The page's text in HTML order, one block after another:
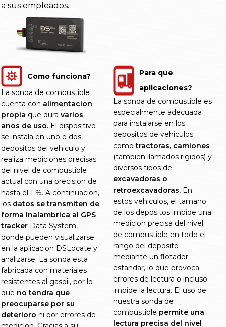
a sus empleados.
Como funciona?
La sonda de combustible
cuenta con alimentacion
propia que dura varios
anos de uso. El dispositivo
se instala en uno o dos
depositos del vehiculo y
realiza mediciones precisas
del nivel de combustible
actual con una precision de
hasta el 1 %. A continuacion,
los datos se transmiten de
forma inalambrica al GPS
tracker Data System,
donde pueden visualizarse
en la aplicacion DSLocate y
analizarse. La sonda esta
fabricada con materiales
resistentes al gasoil, por lo
que no tendra que
preocuparse por su
deterioro ni por errores de
Para que
aplicaciones?
La sonda de combustible es
especialmente adecuada
para instalarse en los
depositos de vehiculos
comotractoras, camiones
(tambien llamados rigidos) y
diversos tipos de
excavadoras o
retroexcavadoras. En
estos vehiculos, el tamano
de los depositos impide una
medicion precisa del nivel
de combustible en todo el
rango del deposito
mediante un flotador
estandar, lo que provoca
errores de lectura o incluso
impide la lectura. El uso de
nuestra sonda de
combustible permite una
lectura precisa del nivel